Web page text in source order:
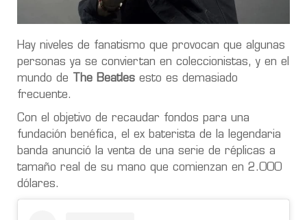
Hay niveles de fanatismo que provocan que algunas
personas ya se conviertan en coleccionistas, y en el
mundo de
The Beatles esto es demasiado
frecuente.
Con el objetivo de recaudar fondos para una
fundación benéfica, el ex baterista de la legendaria
banda anunció la venta de una serie de réplicas a
tamaño real de su mano que comienzan en 2.000
dólares.